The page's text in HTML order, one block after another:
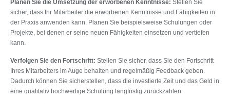
Planen Sie die Umsetzung der erworbenen Kenntnisse: Stellen Sie
sicher, dass Ihr Mitarbeiter die erworbenen Kenntnisse und Fähigkeiten in
der Praxis anwenden kann. Planen Sie beispielsweise Schulungen oder
Projekte, bei denen er seine neuen Fähigkeiten einsetzen und vertiefen
kann.
Verfolgen Sie den Fortschritt: Stellen Sie sicher, dass Sie den Fortschritt
Ihres Mitarbeiters im Auge behalten und regelmäßig Feedback geben.
Dadurch können Sie sicherstellen, dass die investierte Zeit und das Geld in
eine qualitativ hochwertige Schulung langfristig zurückzahlen.